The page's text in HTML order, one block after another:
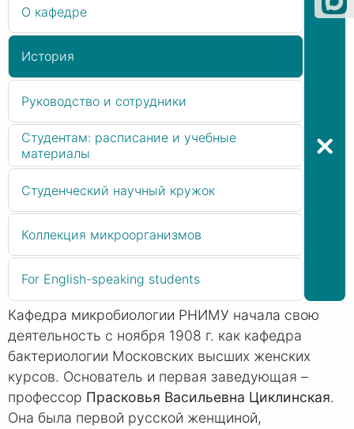
О кафедре
История
Руководство и сотрудники
Студентам: расписание и учебные
материалы
Студенческий научный кружок
Коллекция микроорганизмов
For English-speaking students
Кафедра микробиологии РНИМУ начала свою
деятельность с ноября 1908 г. как кафедра
бактериологии Московских высших женских
курсов. Основатель и первая заведующая –
профессор Прасковья Васильевна Циклинская.
Она была первой русской женщиной,